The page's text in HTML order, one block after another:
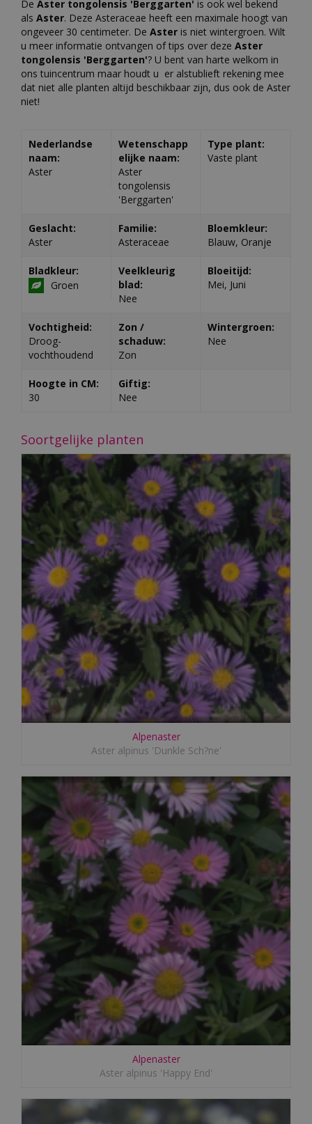
De Aster tongolensis 'Berggarten' is ook wel bekend
als Aster. Deze Asteraceae heeft een maximale hoogt van
ongeveer 30 centimeter. De Aster is niet wintergroen. Wilt
u meer informatie ontvangen of tips over deze Aster
tongolensis 'Berggarten'? U bent van harte welkom in
ons tuincentrum maar houdt u er alstublieft rekening mee
dat niet alle planten altijd beschikbaar zijn, dus ook de Aster
niet!
Nederlandse
naam:
Aster
Wetenschapp
elijke naam:
Aster
tongolensis
'Berggarten'
Type plant:
Vaste plant
Geslacht:
Aster
Familie:
Asteraceae
Bloemkleur:
Blauw, Oranje
Bladkleur:
Groen
Veelkleurig
blad:
Nee
Bloeitijd:
Mei, Juni
Vochtigheid:
Droog-
vochthoudend
Zon /
schaduw:
Zon
Wintergroen:
Nee
Hoogte in CM:
30
Giftig:
Nee
Soortgelijke planten
Alpenaster
Aster alpinus 'Dunkle Sch?ne'
Alpenaster
Aster alpinus 'Happy End'